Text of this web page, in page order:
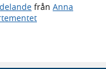
från Anna